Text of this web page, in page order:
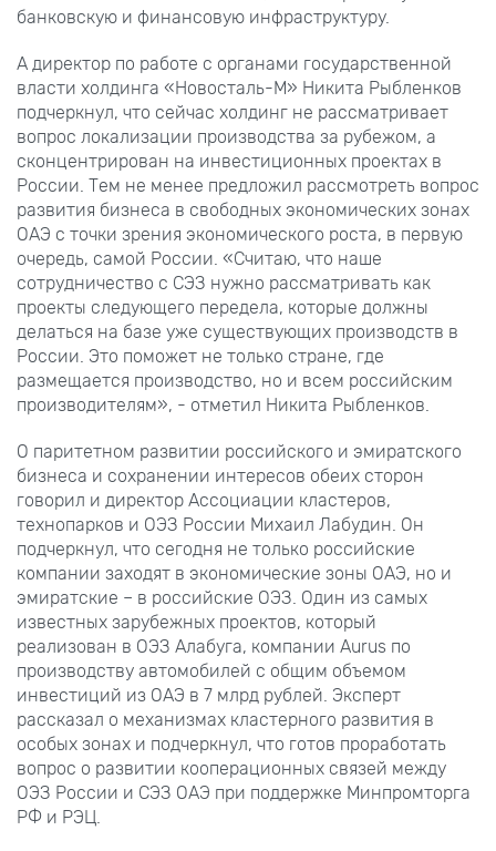
банковскую и финансовую инфраструктуру.
А директор по работе с органами государственной
власти холдинга «Новосталь-М» Никита Рыбленков
подчеркнул, что сейчас холдинг не рассматривает
вопрос локализации производства за рубежом, а
сконцентрирован на инвестиционных проектах в
России. Тем не менее предложил рассмотреть вопрос
развития бизнеса в свободных экономических зонах
ОАЭ с точки зрения экономического роста, в первую
очередь, самой России. «Считаю, что наше
сотрудничество с СЭЗ нужно рассматривать как
проекты следующего передела, которые должны
делаться на базе уже существующих производств в
России. Это поможет не только стране, где
размещается производство, но и всем российским
производителям», - отметил Никита Рыбленков.
О паритетном развитии российского и эмиратского
бизнеса и сохранении интересов обеих сторон
говорил и директор Ассоциации кластеров,
технопарков и ОЭЗ России Михаил Лабудин. Он
подчеркнул, что сегодня не только российские
компании заходят в экономические зоны ОАЭ, но и
эмиратские – в российские ОЭЗ. Один из самых
известных зарубежных проектов, который
реализован в ОЭЗ Алабуга, компании Aurus по
производству автомобилей с общим объемом
инвестиций из ОАЭ в 7 млрд рублей. Эксперт
рассказал о механизмах кластерного развития в
особых зонах и подчеркнул, что готов проработать
вопрос о развитии кооперационных связей между
ОЭЗ России и СЭЗ ОАЭ при поддержке Минпромторга
РФ и РЭЦ.